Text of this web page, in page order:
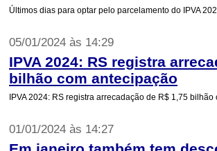
Últimos dias para optar pelo parcelamento do IPVA
05/01/2024 às 14:29
IPVA 2024: RS registra
bilhão com antecipação
IPVA 2024: RS registra arrecadação de R$ 1,75
01/01/2024 às 14:27